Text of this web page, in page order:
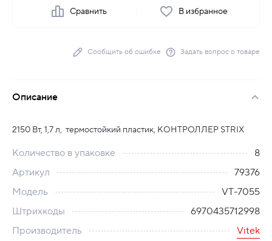
Сравнить В избранное
Сообщить об ошибке Задать вопрос о товаре
Описание
2150 Вт, 1,7 л, термостойкий пластик, КОНТРОЛЛЕР STRIX
Количество в упаковке
8
Артикул
79376
Модель
VT-7055
Штрихкоды
6970435712998
Производитель
Vitek